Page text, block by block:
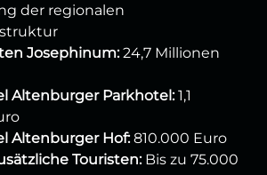
der regionalen
Josephinum:24,7 Millionen
Altenburger Parkhotel:1,1
Altenburger Hof:810.000 Euro
Touristen:Bis zu 75.000